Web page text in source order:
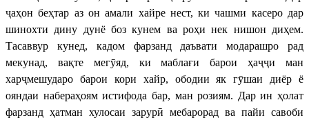
ҷаҳон беҳтар аз он амали хайре нест, ки чашми касеро дар
шинохти дину дунё боз кунем ва роҳи нек нишон диҳем.
Тасаввур кунед, кадом фарзанд даъвати модарашро рад
мекунад, вақте мегӯяд, ки маблағи барои ҳаҷҷи ман
харҷмешударо барои кори хайр, ободии як гӯшаи диёр ё
ояндаи набераҳоям истифода бар, ман розиям. Дар ин ҳолат
фарзанд ҳатман хулосаи зарурӣ мебарорад ва пайи савоби